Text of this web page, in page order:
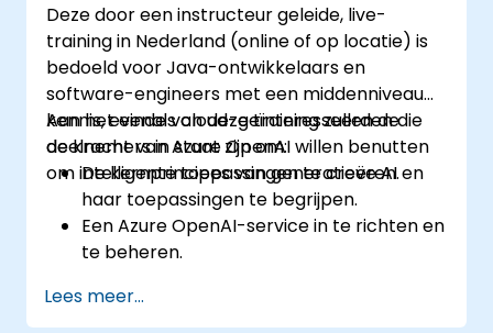
Deze door een instructeur geleide, live-
training in Nederland (online of op locatie) is
bedoeld voor Java-ontwikkelaars en
software-engineers met een middenniveau
kennis, evenals cloud-geïnteresseerden die
de kracht van Azure OpenAI willen benutten
om intelligente toepassingen te creëren.
Aan het einde van deze training zullen de
deelnemers in staat zijn om:
De kernprincipes van generatieve AI en
haar toepassingen te begrijpen.
Een Azure OpenAI-service in te richten en
te beheren.
Java-applicaties.
Lees meer...